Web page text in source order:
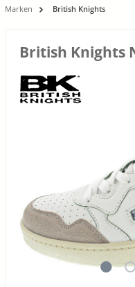
Marken British Knights
British Knights